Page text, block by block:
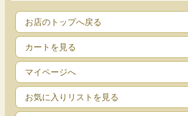
このほかにも…
自然栽培の先駆者、木村秋則さんによる連載
「自然栽培」その考え方と技術（コメ／野菜／果樹）
微生物の小宇宙「ぬか漬けをはじめよう」などなど、
お店のトップへ戻る
カートを見る
マイページへ
お気に入りリストを見る